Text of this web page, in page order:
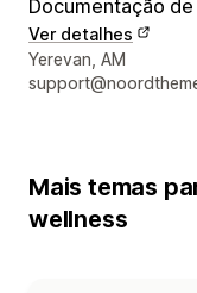
Documentação
Ver detalhes
Detalhes de
Yerevan, AM
Mais temas
wellness